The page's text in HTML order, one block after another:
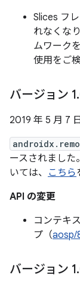
Slices フ
れなくな
ムワーク
使用をご
バージョン 1.
2019 年 5 月 7 日
ースされまし
いては、 こちら
API の変更
コンテキ
プ（aosp/
バージョン 1.